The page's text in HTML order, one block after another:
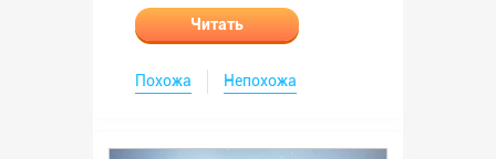
Читать
Похожа Непохожа